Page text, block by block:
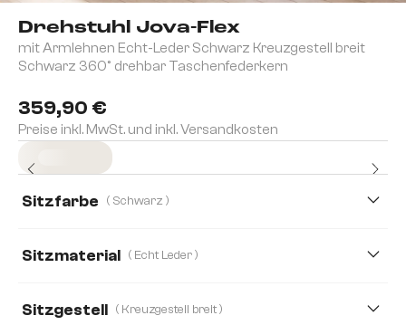
Drehstuhl Jova-Flex
mit Armlehnen Echt-Leder Schwarz Kreuzgestell breit
Schwarz 360° drehbar Taschenfederkern
359,90 €
Preise inkl. MwSt. und inkl. Versandkosten
Sitzfarbe ( Schwarz )
Sitzmaterial ( Echt Leder )
Sitzgestell ( Kreuzgestell breit )